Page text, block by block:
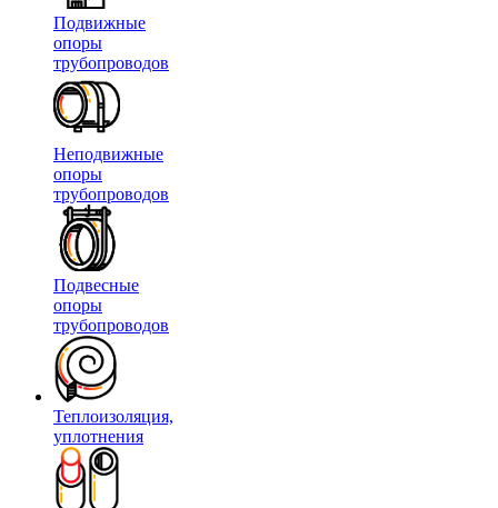
Подвижные
опоры
трубопроводов
Неподвижные
опоры
трубопроводов
Подвесные
опоры
трубопроводов
Теплоизоляция,
уплотнения